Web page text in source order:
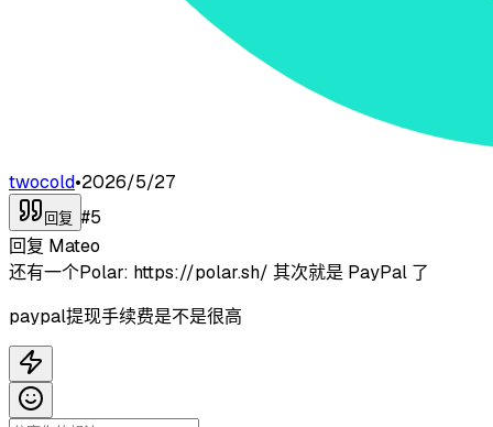
twocold•2026/5/27
回复 #5
回复 Mateo
还有一个Polar: https://polar.sh/ 其次就是 PayPal 了
paypal提现手续费是不是很高